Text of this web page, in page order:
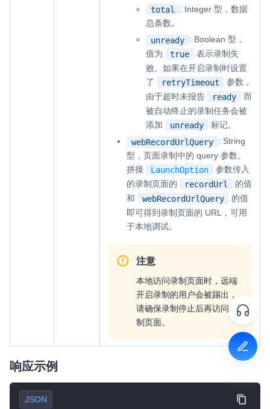
total
: Integer 型，数据
总条数。
unready : Boolean 型，
值为
true
表示录制失
败。如果在开启录制时设置
了
retryTimeout
参数，
由于超时未报告
ready
而
被自动终止的录制任务会被
添加
unready
标记。
webRecordUrlQuery : String
型，页面录制中的 query 参数。
拼接
LaunchOption
参数传入
的录制页面的
recordUrl
的值
和
webRecordUrlQuery
的值
即可得到录制页面的 URL，可用
于本地调试。
注意
本地访问录制页面时，远端
开启录制的用户会被踢出，
请确保录制停止后再访问录
制页面。
响应示例
JSON